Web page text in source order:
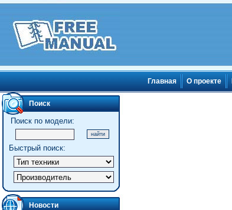
Главная О проекте
Поиск
Поиск по модели:
Быстрый поиск:
Новости